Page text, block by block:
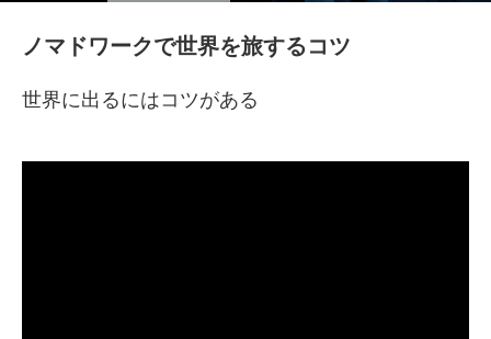
ノマドワークで世界を旅するコツ
世界に出るにはコツがある